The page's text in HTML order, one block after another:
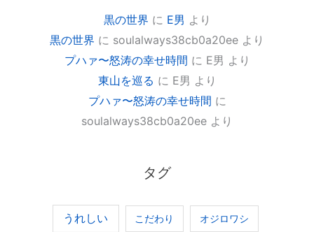
黒の世界 に E男 より
黒の世界 に soulalways38cb0a20ee より
プハァ〜怒涛の幸せ時間 に E男 より
東山を巡る に E男 より
プハァ〜怒涛の幸せ時間 に
soulalways38cb0a20ee より
タグ
うれしい こだわり オジロワシ